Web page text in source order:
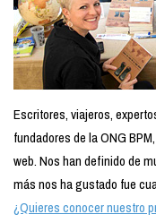
Escritores, viajeros,
fundadores de la ONG
web. Nos han definido de
más nos ha gustado fue
¿Quieres conocer nuestro